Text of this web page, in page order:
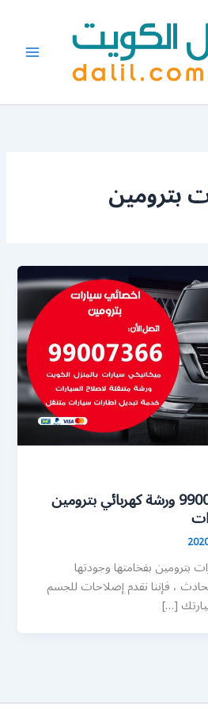
بترومين
كراج بترومين 99007366 ورشة كهربائي بترومين
بترومين بفخامتها وجودتها
، فإننا نقدم إصلاحات للجسم
[…]